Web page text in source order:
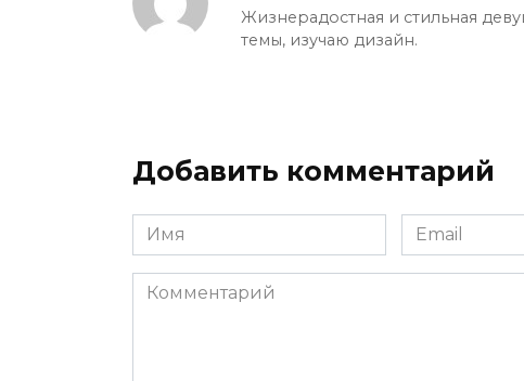
Жизнерадостная и стильная
темы, изучаю дизайн.
Добавить комментарий
Имя
*
Email
*
Комментарий